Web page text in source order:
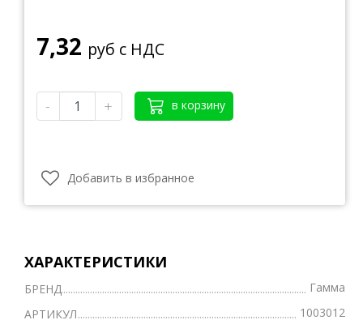
7,32 руб с НДС
- + в корзину
Добавить в избранное
ХАРАКТЕРИСТИКИ
БРЕНД
Гамма
АРТИКУЛ
1003012